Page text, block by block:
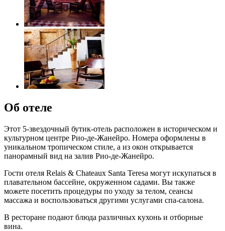
Об отеле
Этот 5-звездочный бутик-отель расположен в историческом и
культурном центре Рио-де-Жанейро. Номера оформлены в
уникальном тропическом стиле, а из окон открывается
панорамный вид на залив Рио-де-Жанейро.
Гости отеля Relais & Chateaux Santa Teresa могут искупаться в
плавательном бассейне, окруженном садами. Вы также
можете посетить процедуры по уходу за телом, сеансы
массажа и воспользоваться другими услугами спа-салона.
В ресторане подают блюда различных кухонь и отборные
вина.